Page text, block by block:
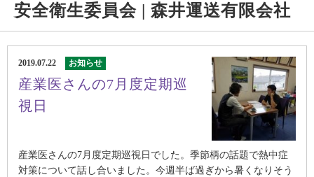
安全衛生委員会 | 森井運送有限会社
2019.07.22 お知らせ
産業医さんの7月度定期巡
視日
産業医さんの7月度定期巡視日でした。季節柄の話題で熱中症
対策について話し合いました。今週半ば過ぎから暑くなりそう